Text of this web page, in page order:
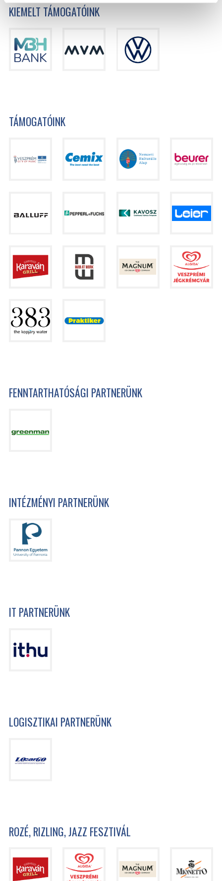
KIEMELT TÁMOGATÓINK
TÁMOGATÓINK
FENNTARTHATÓSÁGI PARTNERÜNK
INTÉZMÉNYI PARTNERÜNK
IT PARTNERÜNK
LOGISZTIKAI PARTNERÜNK
ROZÉ, RIZLING, JAZZ FESZTIVÁL